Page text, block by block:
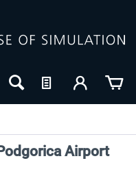
Airport